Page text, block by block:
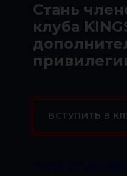
Стань
клуба
ВСТУПИТЬ В
Аренда автомобилей